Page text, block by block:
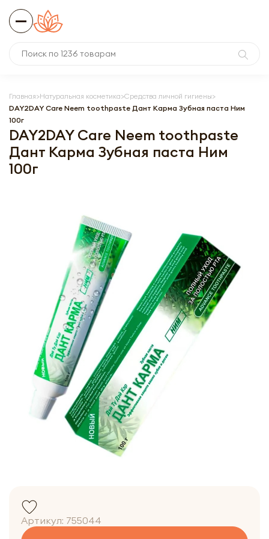
Главная Натуральная косметика Средства личной гигиены
DAY2DAY Care Neem toothpaste Дант Карма Зубная паста Ним
100г
DAY2DAY Care Neem toothpaste
Дант Карма Зубная паста Ним
100г
Артикул: 755044